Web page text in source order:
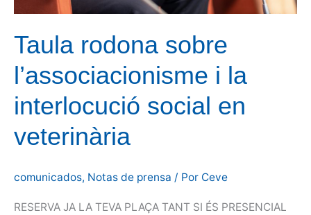
Taula rodona sobre
l’associacionisme i la
interlocució social en
veterinària
comunicados, Notas de prensa / Por Ceve
RESERVA JA LA TEVA PLAÇA TANT SI ÉS PRESENCIAL